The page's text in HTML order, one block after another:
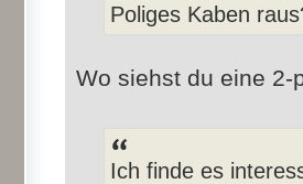
Poliges Kaben
Wo siehst du eine 2-
Ich finde es